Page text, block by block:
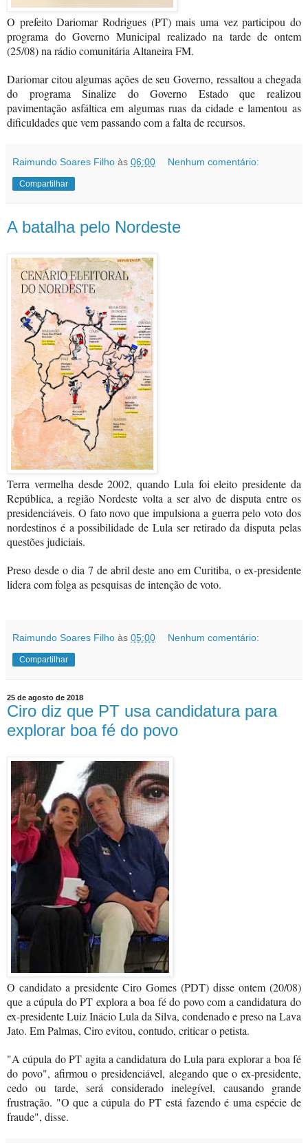
O prefeito Dariomar Rodrigues (PT) mais uma vez participou do
programa do Governo Municipal realizado na tarde de ontem
(25/08) na rádio comunitária Altaneira FM.
Dariomar citou algumas ações de seu Governo, ressaltou a chegada
do programa Sinalize do Governo Estado que realizou
pavimentação asfáltica em algumas ruas da cidade e lamentou as
dificuldades que vem passando com a falta de recursos.
Raimundo Soares Filho às 06:00 Nenhum comentário:
Compartilhar
A batalha pelo Nordeste
Terra vermelha desde 2002, quando Lula foi eleito presidente da
República, a região Nordeste volta a ser alvo de disputa entre os
presidenciáveis. O fato novo que impulsiona a guerra pelo voto dos
nordestinos é a possibilidade de Lula ser retirado da disputa pelas
questões judiciais.
Preso desde o dia 7 de abril deste ano em Curitiba, o ex-presidente
lidera com folga as pesquisas de intenção de voto.
Raimundo Soares Filho às 05:00 Nenhum comentário:
Compartilhar
25 de agosto de 2018
Ciro diz que PT usa candidatura para
explorar boa fé do povo
O candidato a presidente Ciro Gomes (PDT) disse ontem (20/08)
que a cúpula do PT explora a boa fé do povo com a candidatura do
ex-presidente Luiz Inácio Lula da Silva, condenado e preso na Lava
Jato. Em Palmas, Ciro evitou, contudo, criticar o petista.
"A cúpula do PT agita a candidatura do Lula para explorar a boa fé
do povo", afirmou o presidenciável, alegando que o ex-presidente,
cedo ou tarde, será considerado inelegível, causando grande
frustração. "O que a cúpula do PT está fazendo é uma espécie de
fraude", disse.